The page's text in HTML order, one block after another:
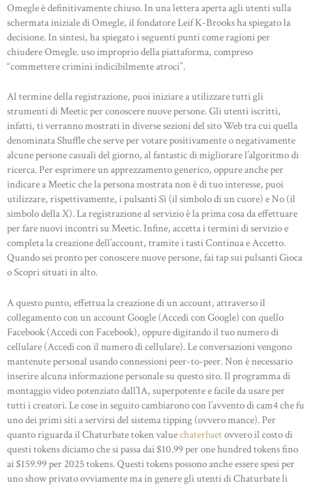
HOME
ABOUT US
OUR PRODUCTS
CONTACTS
Omegle è definitivamente chiuso. In una lettera aperta agli utenti sulla
schermata iniziale di Omegle, il fondatore Leif K-Brooks ha spiegato la
decisione. In sintesi, ha spiegato i seguenti punti come ragioni per
chiudere Omegle. uso improprio della piattaforma, compreso
“commettere crimini indicibilmente atroci”.
Al termine della registrazione, puoi iniziare a utilizzare tutti gli
strumenti di Meetic per conoscere nuove persone. Gli utenti iscritti,
infatti, ti verranno mostrati in diverse sezioni del sito Web tra cui quella
denominata Shuffle che serve per votare positivamente o negativamente
alcune persone casuali del giorno, al fantastic di migliorare l’algoritmo di
ricerca. Per esprimere un apprezzamento generico, oppure anche per
indicare a Meetic che la persona mostrata non è di tuo interesse, puoi
utilizzare, rispettivamente, i pulsanti Sì (il simbolo di un cuore) e No (il
simbolo della X). La registrazione al servizio è la prima cosa da effettuare
per fare nuovi incontri su Meetic. Infine, accetta i termini di servizio e
completa la creazione dell’account, tramite i tasti Continua e Accetto.
Quando sei pronto per conoscere nuove persone, fai tap sui pulsanti Gioca
o Scopri situati in alto.
A questo punto, effettua la creazione di un account, attraverso il
collegamento con un account Google (Accedi con Google) con quello
Facebook (Accedi con Facebook), oppure digitando il tuo numero di
cellulare (Accedi con il numero di cellulare). Le conversazioni vengono
mantenute personal usando connessioni peer-to-peer. Non è necessario
inserire alcuna informazione personale su questo sito. Il programma di
montaggio video potenziato dall’IA, superpotente e facile da usare per
tutti i creatori. Le cose in seguito cambiarono con l’avvento di cam4 che fu
uno dei primi siti a servirsi del sistema tipping (ovvero mance). Per
quanto riguarda il Chaturbate token valuechaterbaetovvero il costo di
questi tokens diciamo che si passa dai $10.99 per one hundred tokens fino
ai $159.99 per 2025 tokens. Questi tokens possono anche essere spesi per
uno show privato ovviamente ma in genere gli utenti di Chaturbate li